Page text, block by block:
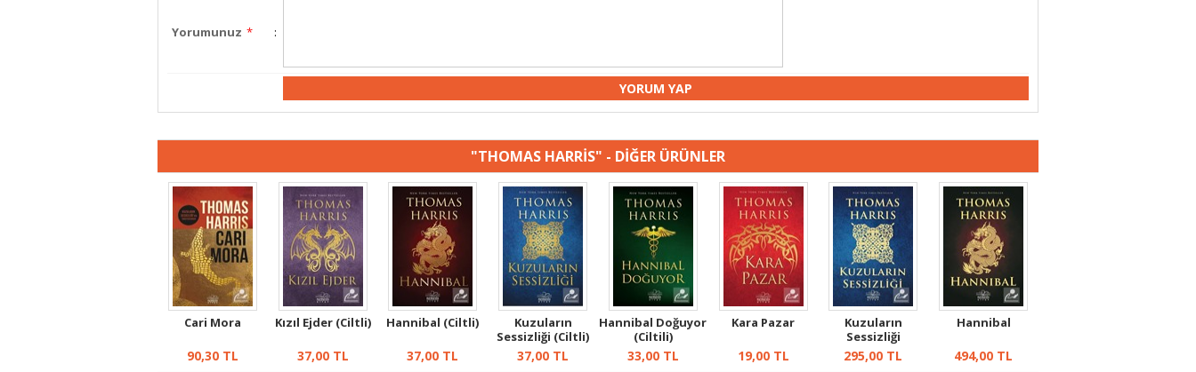
Yorumunuz * :
"THOMAS HARRİS" - DİĞER ÜRÜNLER
Cari Mora
90,30TL
Kızıl Ejder (Ciltli)
37,00TL
Hannibal (Ciltli)
37,00 TL
Kuzuların
Sessizliği (Ciltli)
37,00 TL
Hannibal Doğuyor
(Ciltili)
33,00TL
Kara Pazar
19,00TL
Kuzuların
Sessizliği
295,00 TL
Hannibal
494,00 TL